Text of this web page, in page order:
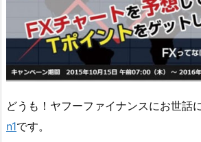
どうも！ヤフーファイナンスにお世話
n1です。